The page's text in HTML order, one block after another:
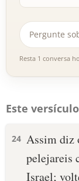
Resta 1 conversa
Este
24 Assim diz
pelejareis
Israel;